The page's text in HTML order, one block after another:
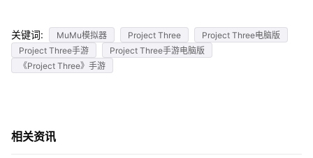
关键词: MuMu模拟器 Project Three
Project Three电脑版
Project Three手游
Project Three手游电脑版
《Project Three》手游
相关资讯